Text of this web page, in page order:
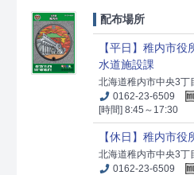
配布場所
【平日】稚内市
水道施設課
北海道稚内市中央3丁
0162-23-6509
[時間] 8:45～17:30
【休日】稚内市役
北海道稚内市中央3丁
0162-23-6509